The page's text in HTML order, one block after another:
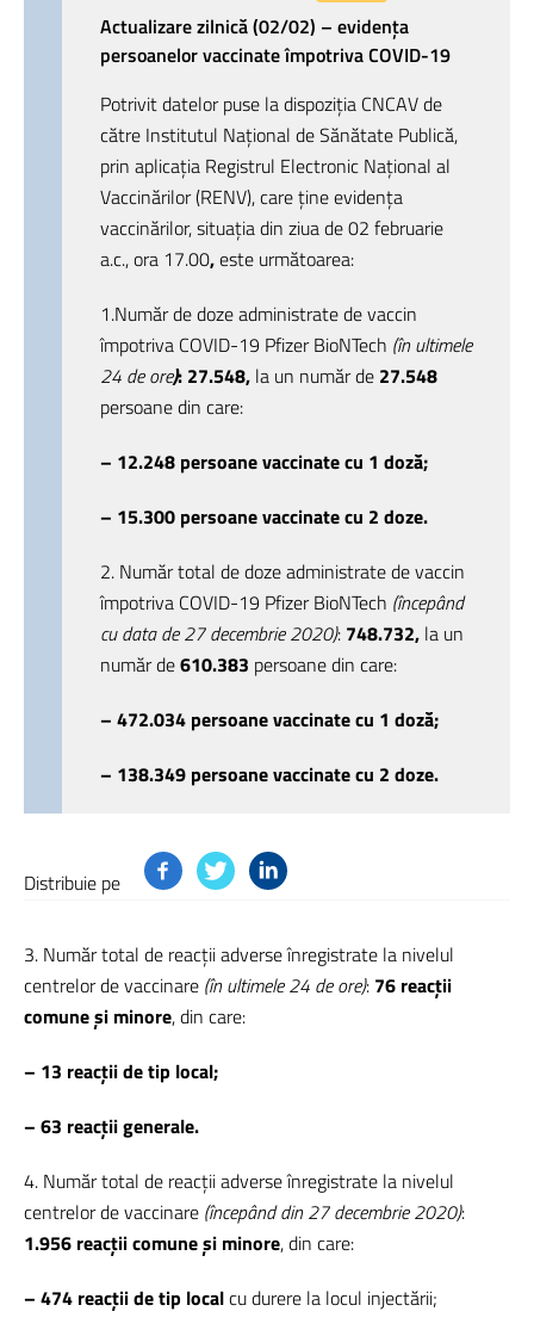
Actualizare zilnică (02/02) – evidența
persoanelor vaccinate împotriva COVID-19
Potrivit datelor puse la dispoziția CNCAV de
către Institutul Național de Sănătate Publică,
prin aplicația Registrul Electronic Național al
Vaccinărilor (RENV), care ține evidența
vaccinărilor, situația din ziua de 02 februarie
a.c., ora 17.00,este următoarea:
1.Număr de doze administrate de vaccin
împotriva COVID-19 Pfizer BioNTech (în ultimele
24 de ore): 27.548, la un număr de 27.548
persoane din care:
– 12.248 persoane vaccinate cu 1 doză;
– 15.300 persoane vaccinate cu 2 doze.
2. Număr total de doze administrate de vaccin
împotriva COVID-19 Pfizer BioNTech (începând
cu data de 27 decembrie 2020): 748.732, la un
număr de610.383 persoane din care:
– 472.034 persoane vaccinate cu 1 doză;
– 138.349 persoane vaccinate cu 2 doze.
Distribuie pe
3. Număr total de reacții adverse înregistrate la nivelul
centrelor de vaccinare (în ultimele 24 de ore): 76 reacții
comune și minore, din care:
– 13 reacții de tip local;
– 63 reacții generale.
4. Număr total de reacții adverse înregistrate la nivelul
centrelor de vaccinare (începând din 27 decembrie 2020):
1.956 reacții comune și minore, din care:
– 474 reacții de tip localcu durere la locul injectării;